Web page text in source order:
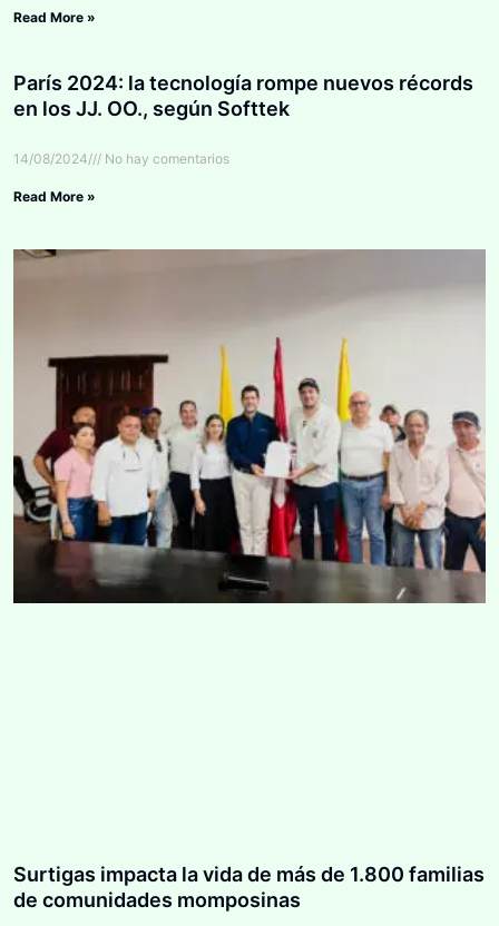
Read More »
París 2024: la tecnología rompe nuevos récords
en los JJ. OO., según Softtek
14/08/2024 No hay comentarios
Read More »
Surtigas impacta la vida de más de 1.800 familias
de comunidades momposinas